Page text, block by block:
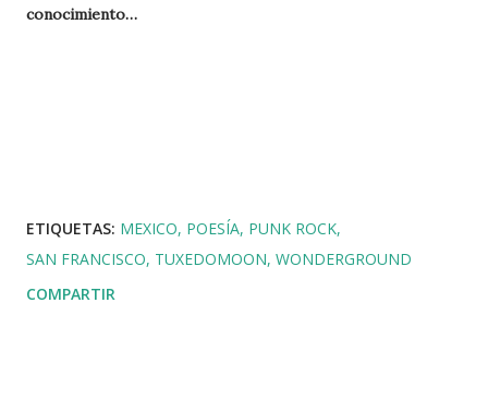
conocimiento…
ETIQUETAS: MEXICO POESÍA PUNK ROCK
SAN FRANCISCO TUXEDOMOON WONDERGROUND
COMPARTIR